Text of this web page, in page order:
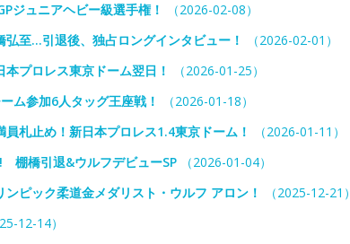
ジュニアヘビー級選手権！
（2026-02-08）
至…引退後、独占ロングインタビュー！
（2026-02-01）
プロレス東京ドーム翌日！
（2026-01-25）
ム参加6人タッグ王座戦！
（2026-01-18）
札止め！新日本プロレス1.4東京ドーム！
（2026-01-11）
棚橋引退&ウルフデビューSP （2026-01-04）
ピック柔道金メダリスト・ウルフ アロン！
（2025-12-21）
12-14）